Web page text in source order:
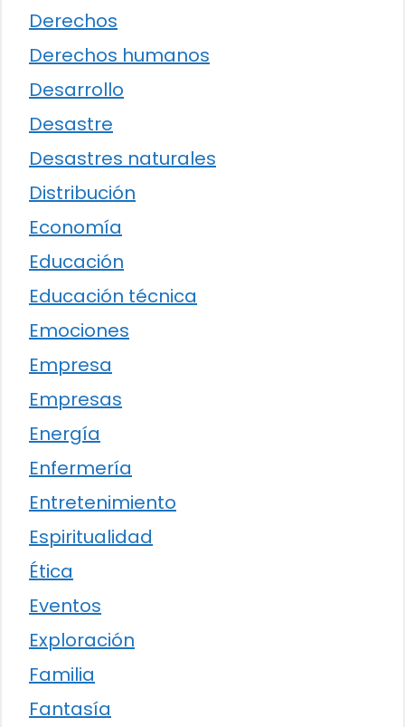
Derechos
Derechos humanos
Desarrollo
Desastre
Desastres naturales
Distribución
Economía
Educación
Educación técnica
Emociones
Empresa
Empresas
Energía
Enfermería
Entretenimiento
Espiritualidad
Ética
Eventos
Exploración
Familia
Fantasía